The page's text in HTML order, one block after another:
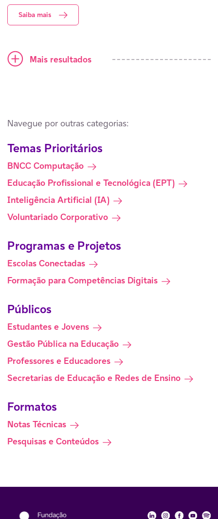
Saiba mais
Ícone maisMais resultados
Navegue por outras categorias:
Temas Prioritários
BNCC Computação
Educação Profissional e Tecnológica (EPT)
Inteligência Artificial (IA)
Voluntariado Corporativo
Programas e Projetos
Escolas Conectadas
Formação para Competências Digitais
Públicos
Estudantes e Jovens
Gestão Pública na Educação
Professores e Educadores
Secretarias de Educação e Redes de Ensino
Formatos
Notas Técnicas
Pesquisas e Conteúdos
Fundação
Fundação